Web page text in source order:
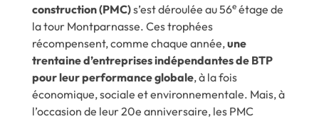
construction (PMC)s’est déroulée au 56eétage de
la tour Montparnasse. Ces trophées
récompensent, comme chaque année,une
trentaine d’entreprises indépendantes de BTP
pour leur performance globale, à la fois
économique, sociale et environnementale. Mais, à
l’occasion de leur 20e anniversaire, les PMC